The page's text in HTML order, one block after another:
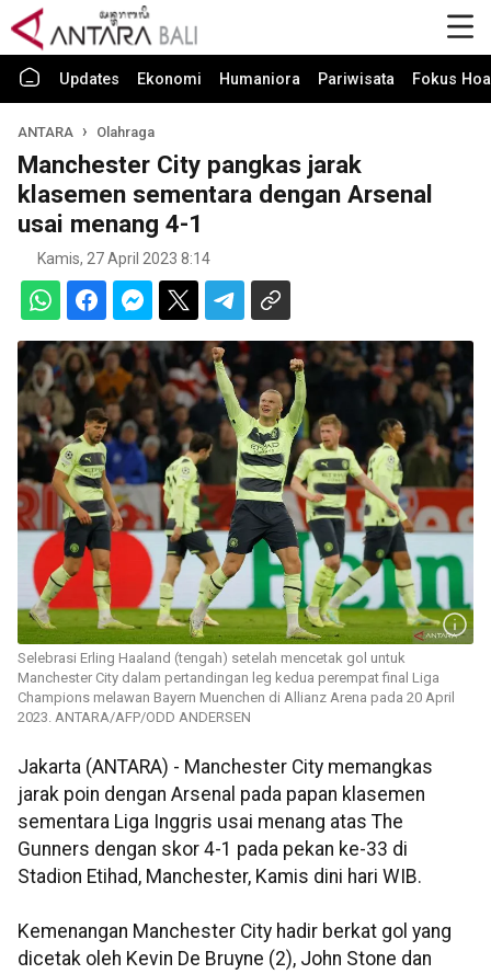
Updates Ekonomi Humaniora Pariwisata Fokus
ANTARA Olahraga
Manchester City pangkas jarak
klasemen sementara dengan Arsenal
usai menang 4-1
Kamis, 27 April 2023 8:14
Selebrasi Erling Haaland (tengah) setelah mencetak gol untuk
Manchester City dalam pertandingan leg kedua perempat final Liga
Champions melawan Bayern Muenchen di Allianz Arena pada 20 April
2023. ANTARA/AFP/ODD ANDERSEN
Jakarta (ANTARA) - Manchester City memangkas
jarak poin dengan Arsenal pada papan klasemen
sementara Liga Inggris usai menang atas The
Gunners dengan skor 4-1 pada pekan ke-33 di
Stadion Etihad, Manchester, Kamis dini hari WIB.
Kemenangan Manchester City hadir berkat gol yang
dicetak oleh Kevin De Bruyne (2), John Stone dan